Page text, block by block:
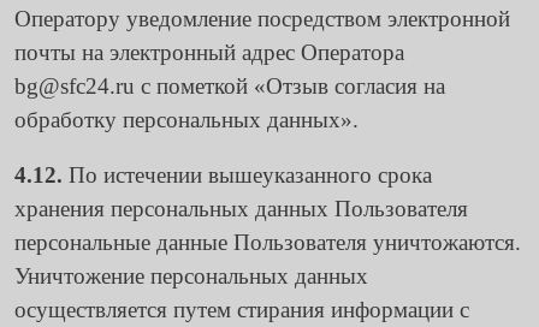
Оператору уведомление посредством электронной
почты на электронный адрес Оператора
bg@sfc24.ru с пометкой «Отзыв согласия на
обработку персональных данных».
4.12. По истечении вышеуказанного срока
хранения персональных данных Пользователя
персональные данные Пользователя уничтожаются.
Уничтожение персональных данных
осуществляется путем стирания информации с